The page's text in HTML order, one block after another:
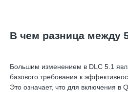
В чем разница между
Большим изменением в DLC 5.1
базового требования к
Это означает, что для включения в